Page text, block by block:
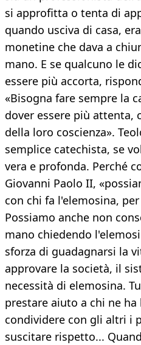
si approfitta o tenta di
quando usciva di casa,
monetine che dava a
mano. E se qualcuno le
essere più accorta,
«Bisogna fare sempre la
dover essere più attenta,
della loro coscienza».
semplice catechista, se
vera e profonda. Perché
Giovanni Paolo II,
con chi fa l'elemosina,
Possiamo anche non
mano chiedendo
sforza di guadagnarsi la
approvare la società, il
necessità di elemosina.
prestare aiuto a chi ne
condividere con gli altri i
suscitare rispetto...